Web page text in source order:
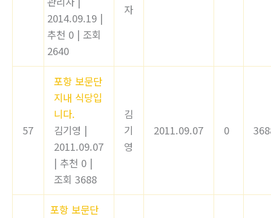
2014.09.19 |
추천 0 | 조회
2640
자
57
포항 보문단
지내 식당입
니다.
김기영 |
2011.09.07
| 추천 0 |
조회 3688
김
기
영
2011.09.07 0
포항 보문단